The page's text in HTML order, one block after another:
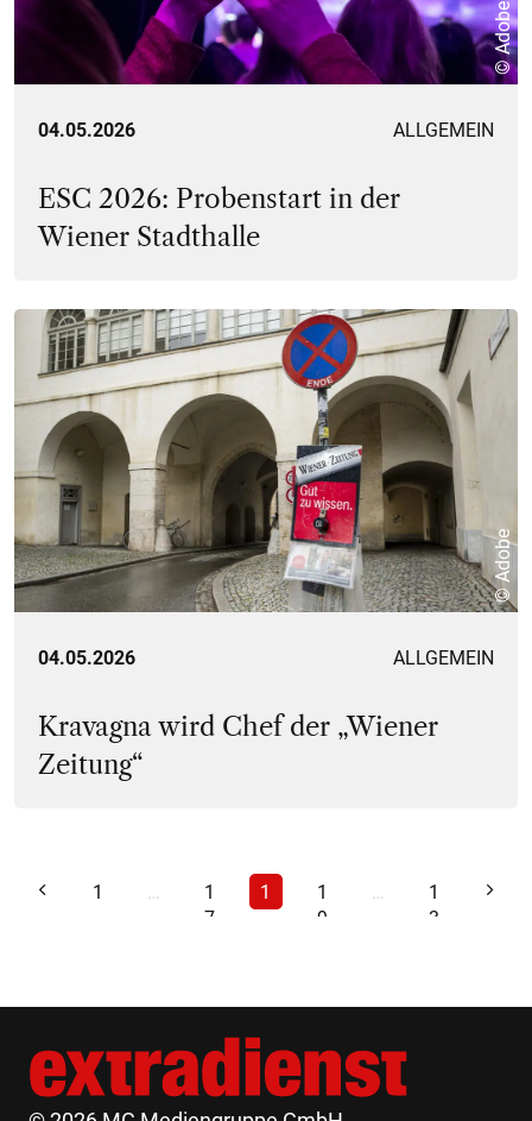
© Adobe
04.05.2026 ALLGEMEIN
ESC 2026: Probenstart in der
Wiener Stadthalle
© Adobe
04.05.2026 ALLGEMEIN
Kravagna wird Chef der „Wiener
Zeitung“
1 …
1
7
1
1
9
…
1
3